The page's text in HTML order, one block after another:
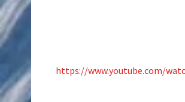
https://www.youtube.com/